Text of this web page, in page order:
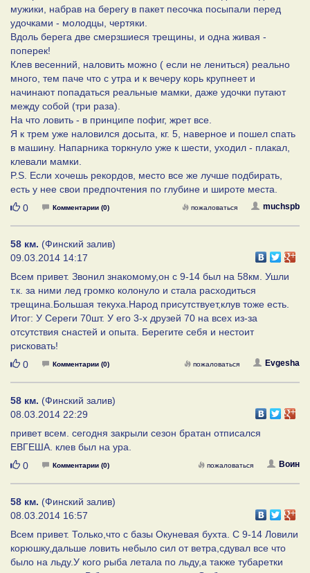
мужики, набрав на берегу в пакет песочка посыпали перед
удочками - молодцы, чертяки.
Вдоль берега две смерзшиеся трещины, и одна живая -
поперек!
Клев весенний, наловить можно ( если не лениться) реально
много, тем паче что с утра и к вечеру корь крупнеет и
начинают попадаться реальные мамки, даже удочки путают
между собой (три раза).
На что ловить - в принципе пофиг, жрет все.
Я к трем уже наловился досыта, кг. 5, наверное и пошел спать
в машину. Напарника торкнуло уже к шести, уходил - плакал,
клевали мамки.
P.S. Если хочешь рекордов, место все же лучше подбирать,
есть у нее свои предпочтения по глубине и широте места.
Нравится
0 Комментарии (0) muchspb
пожаловаться
58 км. (Финский залив)
09.03.2014 14:17
Всем привет. Звонил знакомому,он с 9-14 был на 58км. Ушли
т.к. за ними лед громко колонуло и стала расходиться
трещина.Большая текуха.Народ присутствует,клув тоже есть.
Итог: У Сереги 70шт. У его 3-х друзей 70 на всех из-за
отсутствия снастей и опыта. Берегите себя и нестоит
рисковать!
Нравится
0 Комментарии (0) Evgesha
пожаловаться
58 км. (Финский залив)
08.03.2014 22:29
привет всем. сегодня закрыли сезон братан отписался
ЕВГЕША. клев был на ура.
Нравится
0 Комментарии (0) Воин
пожаловаться
58 км. (Финский залив)
08.03.2014 16:57
Всем привет. Только,что с базы Окуневая бухта. С 9-14 Ловили
корюшку,дальше ловить небыло сил от ветра,сдувал все что
было на льду.У кого рыба летала по льду,а также тубаретки